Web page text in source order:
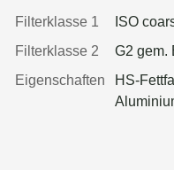
Filterklasse 1
ISO
Filterklasse 2
G2 gem.
Eigenschaften
HS-